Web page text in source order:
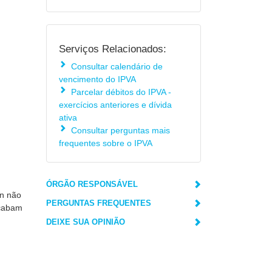
não
Serviços Relacionados:
Consultar calendário de
vencimento do IPVA
Parcelar débitos do IPVA -
exercícios anteriores e dívida
ativa
Consultar perguntas mais
frequentes sobre o IPVA
ÓRGÃO RESPONSÁVEL
PERGUNTAS FREQUENTES
DEIXE SUA OPINIÃO